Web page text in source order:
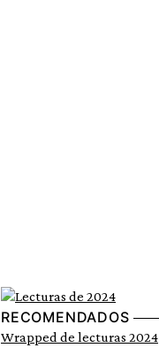
RECOMENDADOS
Wrapped de lecturas 2024